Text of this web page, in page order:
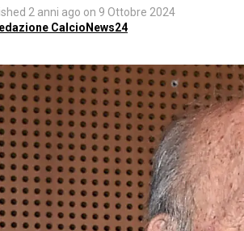
2 anni ago on 9 Ottobre 2024
CalcioNews24